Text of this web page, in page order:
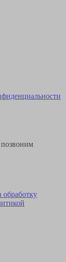
обработку